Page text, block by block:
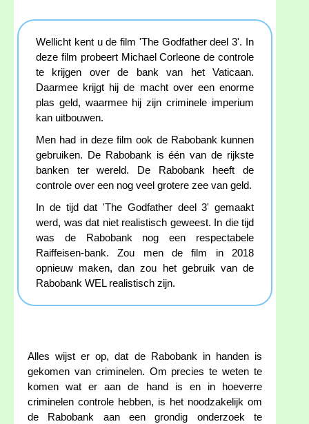
Wellicht kent u de film 'The Godfather deel 3'. In
deze film probeert Michael Corleone de controle
te krijgen over de bank van het Vaticaan.
Daarmee krijgt hij de macht over een enorme
plas geld, waarmee hij zijn criminele imperium
kan uitbouwen.
Men had in deze film ook de Rabobank kunnen
gebruiken. De Rabobank is één van de rijkste
banken ter wereld. De Rabobank heeft de
controle over een nog veel grotere zee van geld.
In de tijd dat 'The Godfather deel 3' gemaakt
werd, was dat niet realistisch geweest. In die tijd
was de Rabobank nog een respectabele
Raiffeisen-bank. Zou men de film in 2018
opnieuw maken, dan zou het gebruik van de
Rabobank WEL realistisch zijn.
Alles wijst er op, dat de Rabobank in handen is
gekomen van criminelen. Om precies te weten te
komen wat er aan de hand is en in hoeverre
criminelen controle hebben, is het noodzakelijk om
de Rabobank aan een grondig onderzoek te